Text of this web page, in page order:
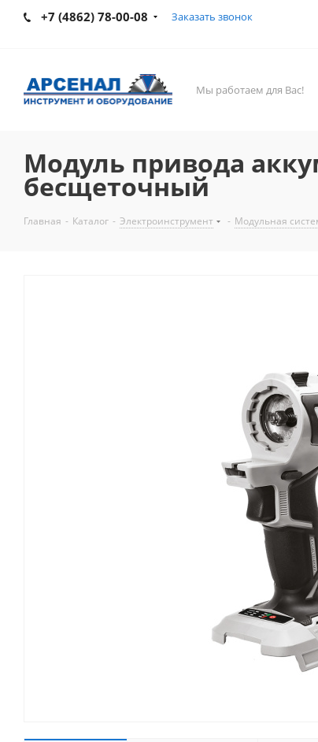
+7 (4862) 78-00-08 Заказать звонок
Мы работаем для Вас!
Модуль привода
бесщеточный
Главная - Каталог - Электроинструмент - Модульная